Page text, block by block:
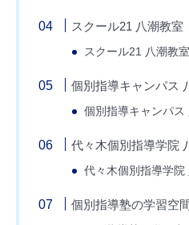
スクール21 八潮教室
スクール21 八潮教
個別指導キャンパス
個別指導キャンパス
代々木個別指導学院
代々木個別指導学院
個別指導塾の学習空